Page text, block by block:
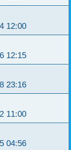
12:00
12:15
23:16
11:00
04:56